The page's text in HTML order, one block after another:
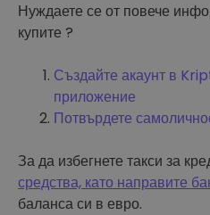
Нуждаете се от повече
купите ?
Създайте акаунт в
приложение
Потвърдете
За да избегнете такси за
средства, като направите
баланса си в евро.